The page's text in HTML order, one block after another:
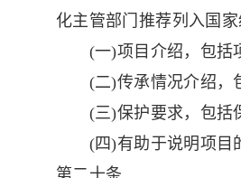
化主管部门推荐列入国
(一)项目介绍，包括项
(二)传承情况介绍，包
(三)保护要求，包括保
(四)有助于说明项目的
第二十条